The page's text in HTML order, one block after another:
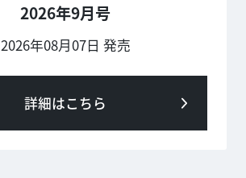
2026年9月号
2026年08月07日 発売
詳細はこちら